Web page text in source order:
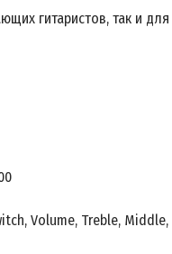
гитаристов, так и для
Volume, Treble, Middle,